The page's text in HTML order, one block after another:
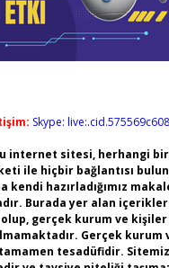
Skype:
internet sitesi, herhangi
ile hiçbir bağlantısı
kendi hazırladığımız
Burada yer alan
gerçek kurum ve kişiler
Gerçek
tesadüfidir.